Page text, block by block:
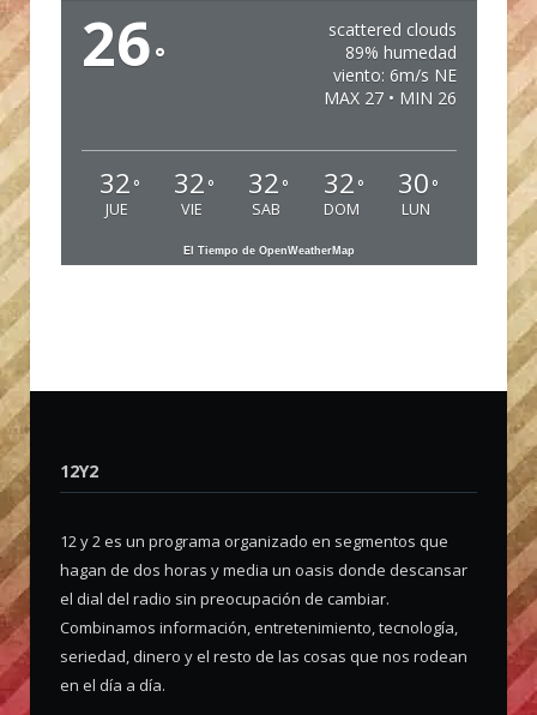
26°
scattered clouds
89% humedad
viento: 6m/s NE
MAX 27 • MIN 26
32 °
JUE
32 °
VIE
32 °
SAB
32 °
DOM
30 °
LUN
El Tiempo de OpenWeatherMap
12Y2
12 y 2 es un programa organizado en segmentos que
hagan de dos horas y media un oasis donde descansar
el dial del radio sin preocupación de cambiar.
Combinamos información, entretenimiento, tecnología,
seriedad, dinero y el resto de las cosas que nos rodean
en el día a día.